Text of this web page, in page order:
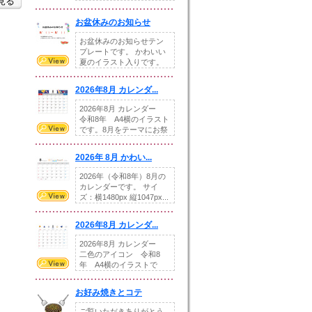
お盆休みのお知らせ
お盆休みのお知らせテン
プレートです。 かわいい
夏のイラスト入りです。
2026年8月 カレンダ...
2026年8月 カレンダー
令和8年 A4横のイラスト
です。8月をテーマにお祭
2026年 8月 かわい...
2026年（令和8年）8月の
カレンダーです。 サイ
ズ：横1480px 縦1047px...
2026年8月 カレンダ...
2026年8月 カレンダー
二色のアイコン 令和8
年 A4横のイラストで
お好み焼きとコテ